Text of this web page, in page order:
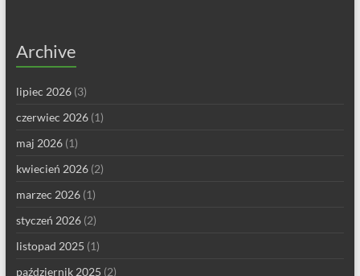
Archive
lipiec 2026(3)
czerwiec 2026(1)
maj 2026(1)
kwiecień 2026(2)
marzec 2026(1)
styczeń 2026(2)
listopad 2025 (1)
październik 2025 (2)